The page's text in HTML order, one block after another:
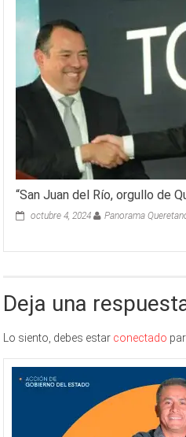
“San Juan del Río, orgullo de
octubre 4, 2024 Panorama
Deja una
Lo siento, debes estar conectado